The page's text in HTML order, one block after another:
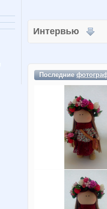
Интервью
Последние